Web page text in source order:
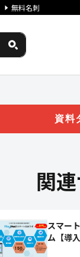
無料名刺
資料
関
スマー
ム【導